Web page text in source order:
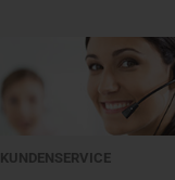
KUNDENSERVICE